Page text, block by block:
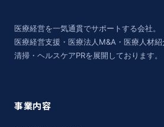
医療経営を一気通貫でサポートする会社。
医療経営支援・医療法人M&A・医療人材
清掃・ヘルスケアPRを展開しております。
事業内容